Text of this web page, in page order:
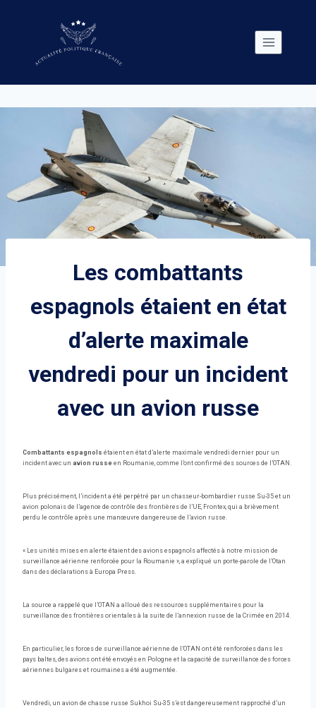
Les combattants
espagnols étaient en état
d’alerte maximale
vendredi pour un incident
avec un avion russe
Combattants espagnols étaient en état d’alerte maximale vendredi dernier pour un
incident avec un avion russe en Roumanie, comme l’ont confirmé des sources de l’OTAN.
Plus précisément, l’incident a été perpétré par un chasseur-bombardier russe Su-35 et un
avion polonais de l’agence de contrôle des frontières de l’UE, Frontex, qui a brièvement
perdu le contrôle après une manœuvre dangereuse de l’avion russe.
« Les unités mises en alerte étaient des avions espagnols affectés à notre mission de
surveillance aérienne renforcée pour la Roumanie », a expliqué un porte-parole de l’Otan
dans des déclarations à Europa Press.
La source a rappelé que l’OTAN a alloué des ressources supplémentaires pour la
surveillance des frontières orientales à la suite de l’annexion russe de la Crimée en 2014.
En particulier, les forces de surveillance aérienne de l’OTAN ont été renforcées dans les
pays baltes, des avions ont été envoyés en Pologne et la capacité de surveillance des forces
aériennes bulgares et roumaines a été augmentée.
Vendredi, un avion de chasse russe Sukhoi Su-35 s’est dangereusement rapproché d’un